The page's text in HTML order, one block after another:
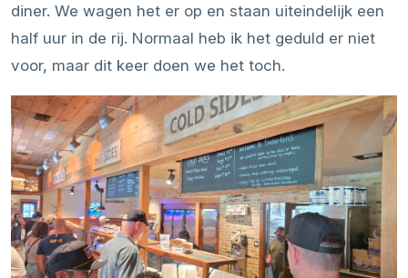
diner. We wagen het er op en staan uiteindelijk een
half uur in de rij. Normaal heb ik het geduld er niet
voor, maar dit keer doen we het toch.